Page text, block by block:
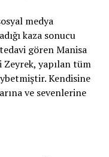
medya
kaza sonucu
gören Manisa
Zeyrek, yapılan tüm
Kendisine
ve sevenlerine